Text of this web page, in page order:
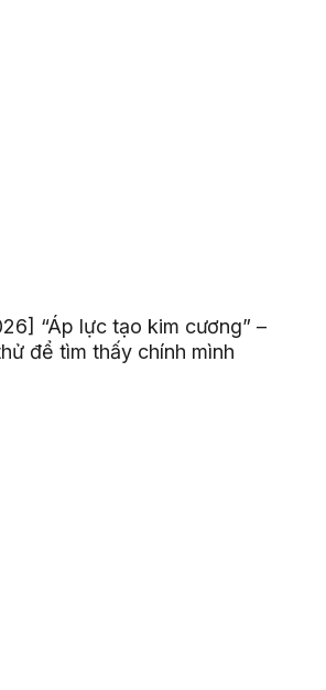
“Áp lực tạo kim cương” –
để tìm thấy chính mình